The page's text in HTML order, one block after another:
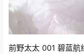
前野太太 001 碧蓝